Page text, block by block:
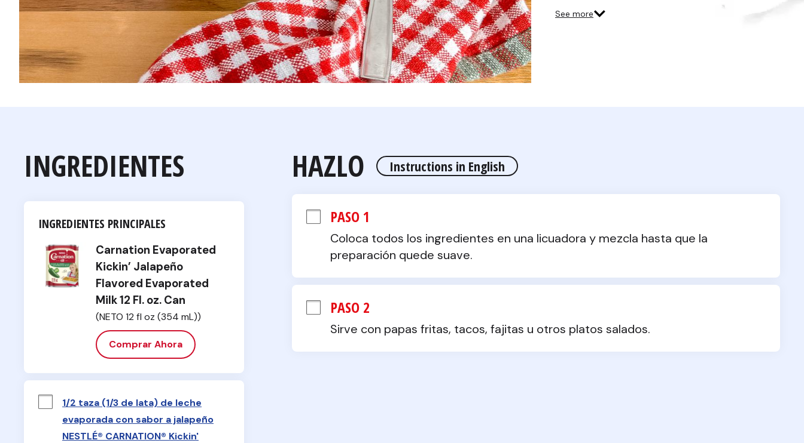
See more
INGREDIENTES
INGREDIENTES PRINCIPALES
Carnation Evaporated
Kickin’ Jalapeño
Flavored Evaporated
Milk 12 Fl. oz. Can
(NETO 12 fl oz (354 mL))
Comprar Ahora
1/2 taza (1/3 de lata) de leche
evaporada con sabor a jalapeño
NESTLÉ® CARNATION® Kickin'
HAZLO Instructions in English
PASO 1
Coloca todos los ingredientes en una licuadora y mezcla hasta que la
preparación quede suave.
PASO 2
Sirve con papas fritas, tacos, fajitas u otros platos salados.